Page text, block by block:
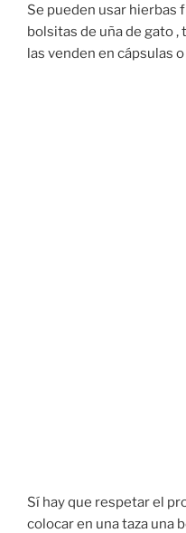
Se pueden usar hierbas
bolsitas de uña de gato
las venden en cápsulas
Sí hay que respetar el
colocar en una taza una